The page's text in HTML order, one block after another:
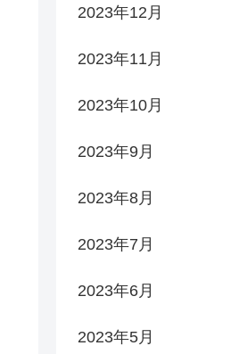
2023年12月
2023年11月
2023年10月
2023年9月
2023年8月
2023年7月
2023年6月
2023年5月